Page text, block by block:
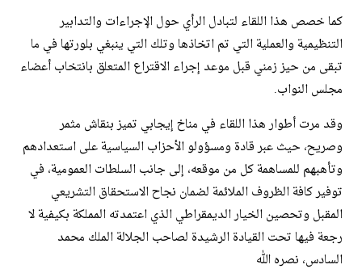
كما خصص هذا اللقاء لتبادل الرأي حول الإجراءات والتدابير
التنظيمية والعملية التي تم اتخاذها وتلك التي ينبغي بلورتها في ما
تبقى من حيز زمني قبل موعد إجراء الاقتراع المتعلق بانتخاب أعضاء
مجلس النواب.
وقد مرت أطوار هذا اللقاء في مناخ إيجابي تميز بنقاش مثمر
وصريح، حيث عبر قادة ومسؤولو الأحزاب السياسية على استعدادهم
وتأهبهم للمساهمة كل من موقعه، إلى جانب السلطات العمومية، في
توفير كافة الظروف الملائمة لضمان نجاح الاستحقاق التشريعي
المقبل وتحصين الخيار الديمقراطي الذي اعتمدته المملكة بكيفية لا
رجعة فيها تحت القيادة الرشيدة لصاحب الجلالة الملك محمد
السادس، نصره الله